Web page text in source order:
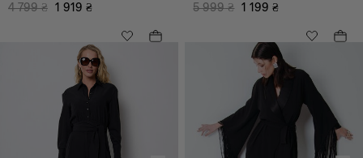
4 799 ₴ 1 919 ₴
5 999 ₴ 1 199 ₴